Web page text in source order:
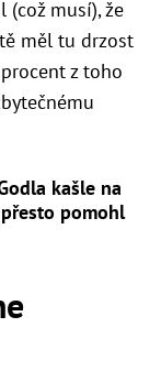
musí), že
měl tu drzost
z toho
kašle na
pomohl